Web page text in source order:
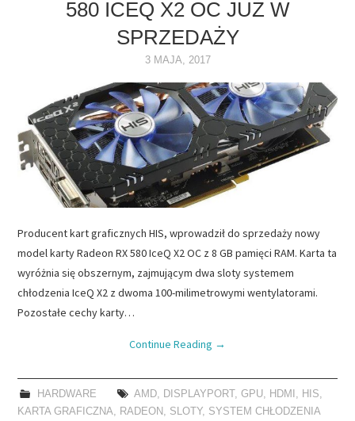
580 ICEQ X2 OC JUŻ W
SPRZEDAŻY
3 MAJA, 2017
Producent kart graficznych HIS, wprowadził do sprzedaży nowy
model karty Radeon RX 580 IceQ X2 OC z 8 GB pamięci RAM. Karta ta
wyróżnia się obszernym, zajmującym dwa sloty systemem
chłodzenia IceQ X2 z dwoma 100-milimetrowymi wentylatorami.
Pozostałe cechy karty…
Continue Reading →
HARDWARE AMD, DISPLAYPORT , GPU, HDMI , HIS,
KARTA GRAFICZNA, RADEON , SLOTY, SYSTEM CHŁODZENIA